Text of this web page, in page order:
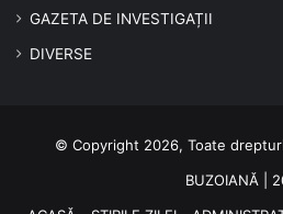
GAZETA DE INVESTIGAȚII
DIVERSE
© Copyright 2026, Toate
BUZOIANĂ |